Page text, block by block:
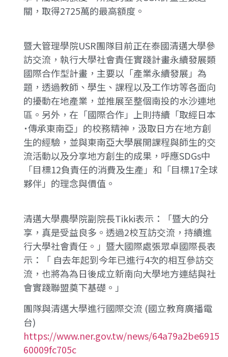
關，取得2725萬的最高額度。
暨大管理學院USR團隊目前正在泰國清邁大學參
訪交流，執行大學社會責任實踐計畫永續發展類
國際合作型計畫，主要以「產業永續發展」為
題，透過教師、學生、課程以及工作坊等各面向
的擾動在地產業，並推展至整個南投的水沙連地
區。另外，在「國際合作」上則持續「取經日本
˙傳承東南亞」的校務精神，汲取日方在地方創
生的經驗，並與東南亞大學展開課程與師生的交
流活動以及分享地方創生的成果，呼應SDGs中
「目標12負責任的消費及生產」和「目標17全球
夥伴」的理念與價值。
清邁大學農學院副院長Tikki表示：「暨大的分
享，真是受益良多。透過2校互訪交流，持續進
行大學社會責任。」暨大國際處張眾卓國際長表
示：「 自去年起到今年已進行4次的相互參訪交
流，也將為為日後成立新南向大學地方連結與社
會實踐聯盟奠下基礎。」
團隊與清邁大學進行國際交流 (國立教育廣播電
台)
https://www.ner.gov.tw/news/64a79a2be6915
60009fc705c